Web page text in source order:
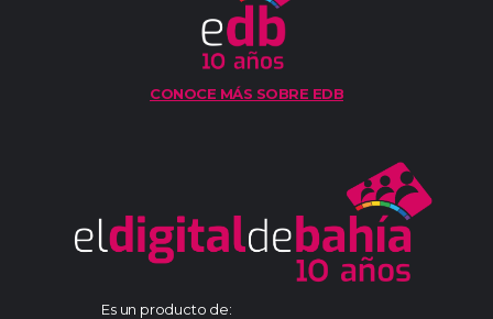
CONOCE MÁS SOBRE EDB
Es un producto de: